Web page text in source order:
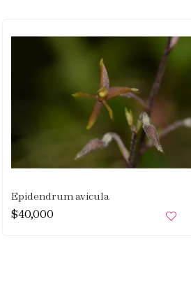
Epidendrum avicula
$40,000